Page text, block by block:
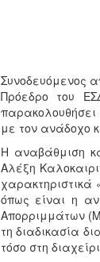
Συνοδευόμενος
Πρόεδρο του
με τον ανάδοχο
Η αναβάθμιση
Αλέξη
χαρακτηριστικά
όπως είναι η
Απορριμμάτων
τη διαδικασία
τόσο στη